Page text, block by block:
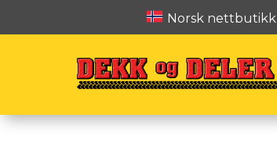
Norsk nettbutikk